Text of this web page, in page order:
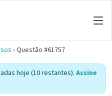
› Questão #61757
hoje (10 restantes). Assine